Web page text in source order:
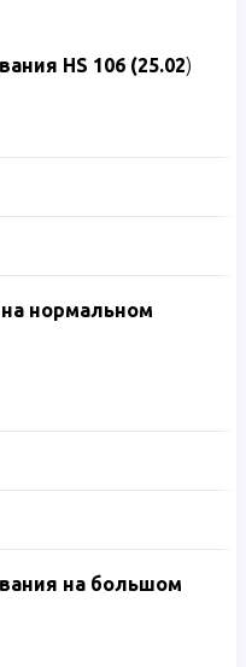
HS 106 (25.02)
нормальном
на большом